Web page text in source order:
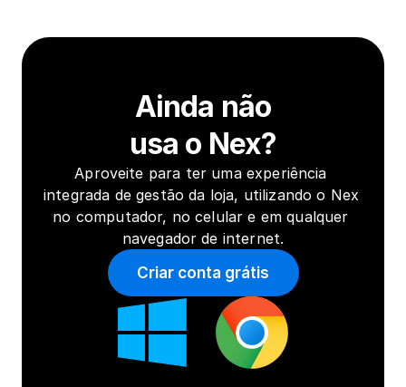
Ainda não
usa o Nex?
Aproveite para ter uma experiência
integrada de gestão da loja, utilizando o Nex
no computador, no celular e em qualquer
navegador de internet.
Criar conta grátis